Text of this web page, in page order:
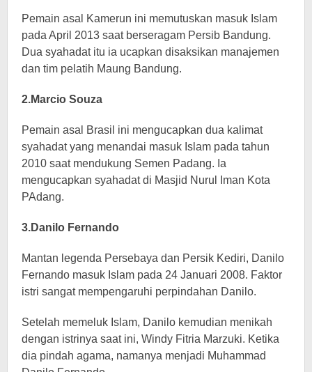
Pemain asal Kamerun ini memutuskan masuk Islam
pada April 2013 saat berseragam Persib Bandung.
Dua syahadat itu ia ucapkan disaksikan manajemen
dan tim pelatih Maung Bandung.
2.Marcio Souza
Pemain asal Brasil ini mengucapkan dua kalimat
syahadat yang menandai masuk Islam pada tahun
2010 saat mendukung Semen Padang. Ia
mengucapkan syahadat di Masjid Nurul Iman Kota
PAdang.
3.Danilo Fernando
Mantan legenda Persebaya dan Persik Kediri, Danilo
Fernando masuk Islam pada 24 Januari 2008. Faktor
istri sangat mempengaruhi perpindahan Danilo.
Setelah memeluk Islam, Danilo kemudian menikah
dengan istrinya saat ini, Windy Fitria Marzuki. Ketika
dia pindah agama, namanya menjadi Muhammad